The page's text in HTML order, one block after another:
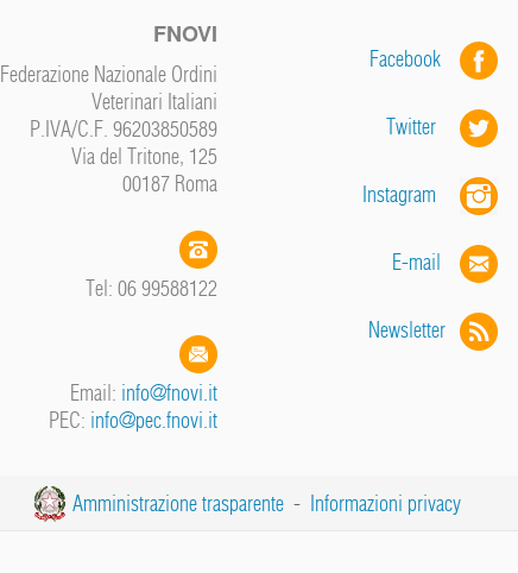
FNOVI
Federazione Nazionale Ordini
Veterinari Italiani
P.IVA/C.F. 96203850589
Via del Tritone, 125
00187 Roma
Tel: 06 99588122
Email: info@fnovi.it
PEC: info@pec.fnovi.it
Facebook
Twitter
Instagram
E-mail
Newsletter
Amministrazione trasparente- Informazioni privacy